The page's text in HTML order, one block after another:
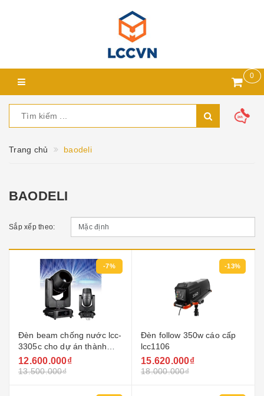
0
Trang chủ baodeli
BAODELI
Sắp xếp theo:
-7%
Đèn beam chống nước lcc-
3305c cho dự án thành
phố
12.600.000₫
13.500.000₫
-13%
Đèn follow 350w cáo cấp
lcc1106
15.620.000₫
18.000.000₫